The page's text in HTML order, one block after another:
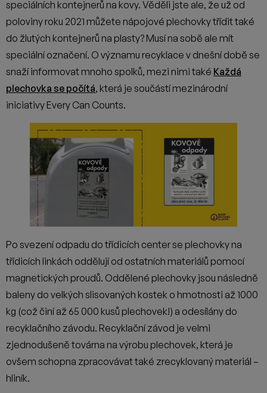
poloviny roku 2021 můžete nápojové plechovky třídit také
do žlutých kontejnerů na plasty? Musí na sobě ale mít
speciální označení. O významu recyklace v dnešní době se
snaží informovat mnoho spolků, mezi nimi takéKaždá
plechovka se počítá, která je součástí mezinárodní
iniciativy Every Can Counts.
třídicích linkách oddělují od ostatních materiálů pomocí
magnetických proudů. Oddělené plechovky jsou následně
baleny do velkých slisovaných kostek o hmotnosti až 1000
kg (což činí až 65 000 kusů plechovek!) a odesílány do
recyklačního závodu. Recyklační závod je velmi
zjednodušeně továrna na výrobu plechovek, která je
ovšem schopna zpracovávat také zrecyklovaný materiál –
hliník.